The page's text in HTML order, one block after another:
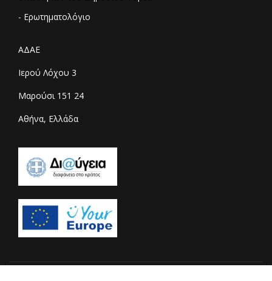
- Ερωτηματολόγιο
ΑΔΑΕ
Ιερού Λόχου 3
Μαρούσι 151 24
Αθήνα, Ελλάδα